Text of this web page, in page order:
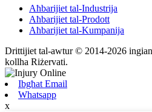
Aħbarijiet tal-Industrija
Aħbarijiet tal-Prodott
Aħbarijiet tal-Kumpanija
Drittijiet tal-awtur © 2014-2026
kollha Riżervati.
Ibgħat Email
Whatsapp
x